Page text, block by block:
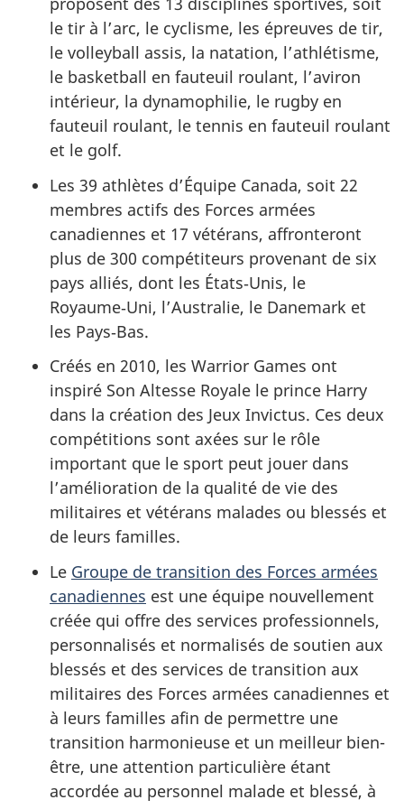
le tir à l’arc, le cyclisme, les épreuves de tir,
le volleyball assis, la natation, l’athlétisme,
le basketball en fauteuil roulant, l’aviron
intérieur, la dynamophilie, le rugby en
fauteuil roulant, le tennis en fauteuil roulant
et le golf.
Les 39 athlètes d’Équipe Canada, soit 22
membres actifs des Forces armées
canadiennes et 17 vétérans, affronteront
plus de 300 compétiteurs provenant de six
pays alliés, dont les États‑Unis, le
Royaume‑Uni, l’Australie, le Danemark et
les Pays‑Bas.
Créés en 2010, les Warrior Games ont
inspiré Son Altesse Royale le prince Harry
dans la création des Jeux Invictus. Ces deux
compétitions sont axées sur le rôle
important que le sport peut jouer dans
l’amélioration de la qualité de vie des
militaires et vétérans malades ou blessés et
de leurs familles.
Le Groupe de transition des Forces armées
canadiennes est une équipe nouvellement
créée qui offre des services professionnels,
personnalisés et normalisés de soutien aux
blessés et des services de transition aux
militaires des Forces armées canadiennes et
à leurs familles afin de permettre une
transition harmonieuse et un meilleur bien-
être, une attention particulière étant
accordée au personnel malade et blessé, à